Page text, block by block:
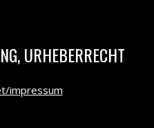
URHEBERRECHT
impressum